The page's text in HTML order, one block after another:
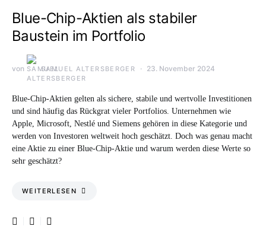
Blue-Chip-Aktien als stabiler
Baustein im Portfolio
von SAMUEL ALTERSBERGER 23. November 2024
Blue-Chip-Aktien gelten als sichere, stabile und wertvolle Investitionen
und sind häufig das Rückgrat vieler Portfolios. Unternehmen wie
Apple, Microsoft, Nestlé und Siemens gehören in diese Kategorie und
werden von Investoren weltweit hoch geschätzt. Doch was genau macht
eine Aktie zu einer Blue-Chip-Aktie und warum werden diese Werte so
sehr geschätzt?
WEITERLESEN